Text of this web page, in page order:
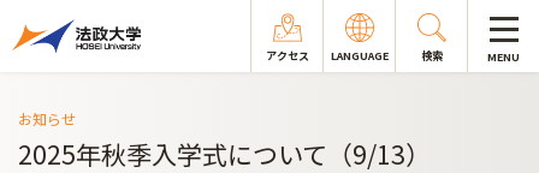
アクセス LANGUAGE 検索 MENU
お知らせ
2025年秋季入学式について（9/13）